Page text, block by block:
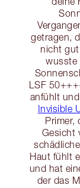
getragen,
nicht
wusste
LSF
anfühlt
Invisible
Primer,
Gesicht
Haut fühlt
und hat
der das